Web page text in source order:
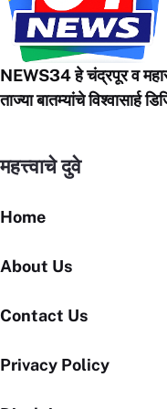
k
NEWS34 हे चंद्रपूरव
ताज्या बातम्यांचे विश्वासार्ह
महत्त्वाचे दुवे
Home
About Us
Contact Us
Privacy Policy